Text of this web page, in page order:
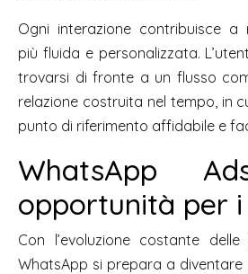
Ogni interazione contribuisce a
più fluida e personalizzata.
trovarsi di fronte a un flusso
relazione costruita nel tempo, in
punto di riferimento affidabile e
WhatsApp
opportunità per
Con l’evoluzione costante
WhatsApp si prepara a